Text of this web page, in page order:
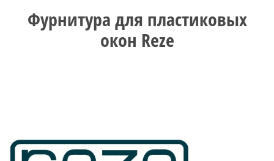
Фурнитура для пластиковых
окон Reze